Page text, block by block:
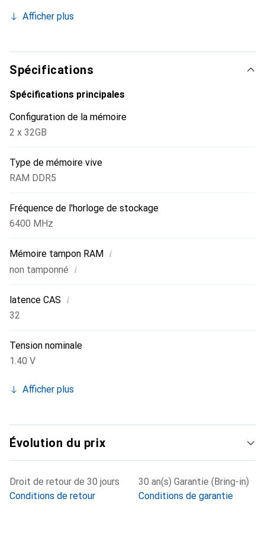
Afficher plus
Spécifications
Spécifications principales
Configuration de la mémoire
2 x 32GB
Type de mémoire vive
RAM DDR5
Fréquence de l'horloge de stockage
6400 MHz
Mémoire tampon RAM i
non tamponné i
latence CAS i
32
Tension nominale
1.40 V
Afficher plus
Évolution du prix
Droit de retour de 30 jours
Conditions de retour
30 an(s) Garantie (Bring-in)
Conditions de garantie